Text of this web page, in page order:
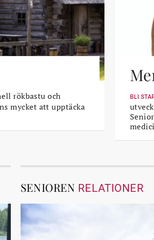
rökbastu och
mycket att upptäcka
BLI
SENIOREN RELATIONER